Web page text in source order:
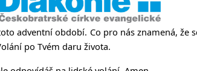
adventní období. Co pro nás znamená,
po Tvém daru života.